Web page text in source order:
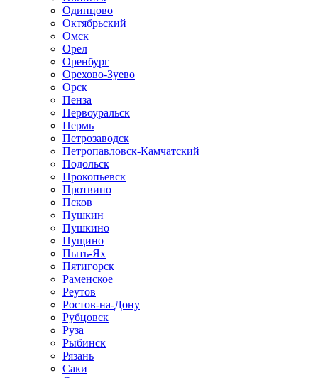
Одинцово
Октябрьский
Омск
Орел
Оренбург
Орехово-Зуево
Орск
Пенза
Первоуральск
Пермь
Петрозаводск
Петропавловск-Камчатский
Подольск
Прокопьевск
Протвино
Псков
Пушкин
Пушкино
Пущино
Пыть-Ях
Пятигорск
Раменское
Реутов
Ростов-на-Дону
Рубцовск
Руза
Рыбинск
Рязань
Саки